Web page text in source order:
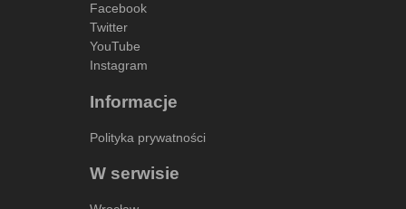
Facebook
Twitter
YouTube
Instagram
Informacje
Polityka prywatności
W serwisie